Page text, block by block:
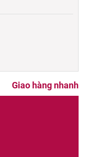
Giao hàng nhanh